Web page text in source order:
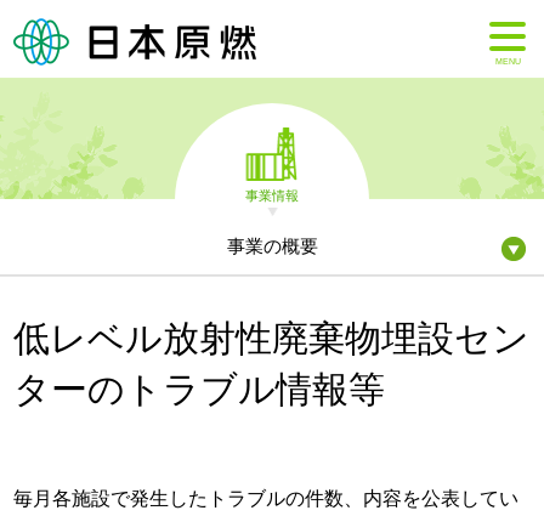
MENU
事業情報
事業の概要
低レベル放射性廃棄物埋設セン
ターのトラブル情報等
毎月各施設で発生したトラブルの件数、内容を公表してい